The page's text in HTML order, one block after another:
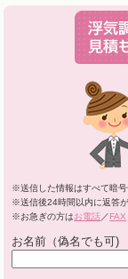
※送信した情報はすべて暗
※送信後24時間以内に返答
※お急ぎの方はお電話 ／FAX
お名前（偽名でも可)